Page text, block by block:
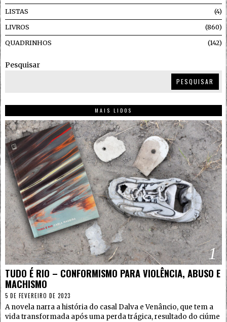
LISTAS 4
LIVROS 860
QUADRINHOS 142
Pesquisar
PESQUISAR
MAIS LIDOS
1
TUDO É RIO – CONFORMISMO PARA VIOLÊNCIA, ABUSO E
MACHISMO
5 DE FEVEREIRO DE 2023
A novela narra a história do casal Dalva e Venâncio, que tem a
vida transformada após uma perda trágica, resultado do ciúme